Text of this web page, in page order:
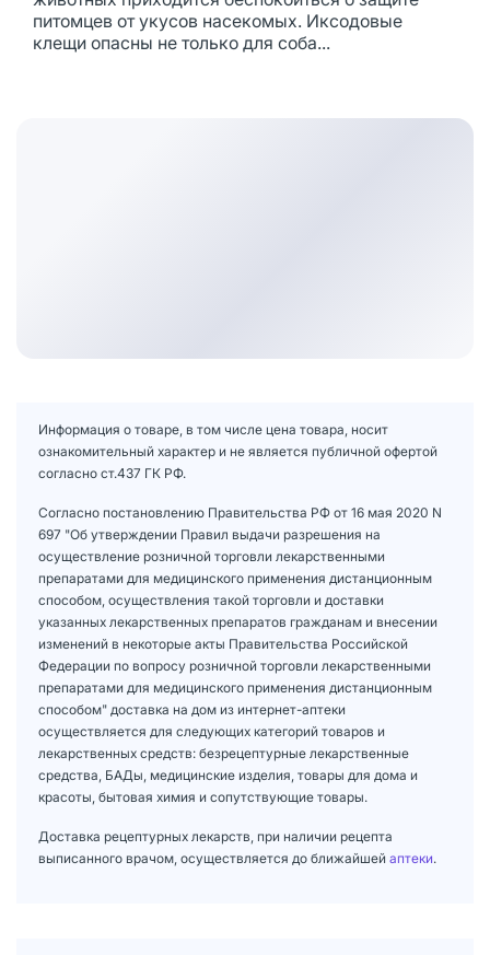
питомцев от укусов насекомых. Иксодовые
клещи опасны не только для соба...
Информация о товаре, в том числе цена товара, носит
ознакомительный характер и не является публичной офертой
согласно ст.437 ГК РФ.
Согласно постановлению Правительства РФ от 16 мая 2020 N
697 "Об утверждении Правил выдачи разрешения на
осуществление розничной торговли лекарственными
препаратами для медицинского применения дистанционным
способом, осуществления такой торговли и доставки
указанных лекарственных препаратов гражданам и внесении
изменений в некоторые акты Правительства Российской
Федерации по вопросу розничной торговли лекарственными
препаратами для медицинского применения дистанционным
способом" доставка на дом из интернет-аптеки
осуществляется для следующих категорий товаров и
лекарственных средств: безрецептурные лекарственные
средства, БАДы, медицинские изделия, товары для дома и
красоты, бытовая химия и сопутствующие товары.
Доставка рецептурных лекарств, при наличии рецепта
выписанного врачом, осуществляется до ближайшей аптеки.